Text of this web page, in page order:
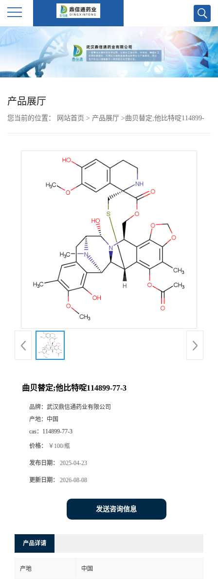
公
产
产品展厅
您当前的位置： 网站首页 > 产品展厅 >曲贝替定;他比特啶114899-
曲贝替定;他比特啶114899-77-3
品牌： 武汉鼎信通药业有限公司
产地： 中国
cas： 114899-77-3
价格： ￥100/瓶
发布日期： 2025-04-23
更新日期： 2026-08-08
发送咨询信息
产品详请
产地 中国